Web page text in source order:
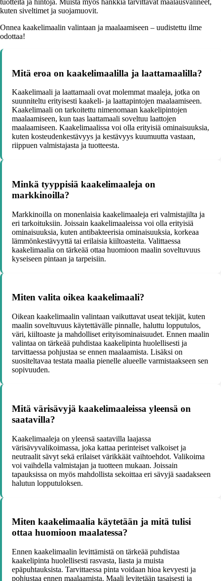
kuten siveltimet ja suojamuovit.
Onnea kaakelimaalin valintaan ja maalaamiseen – uudistettu ilme
odottaa!
Mitä eroa on kaakelimaalilla ja laattamaalilla?
Kaakelimaali ja laattamaali ovat molemmat maaleja, jotka on
suunniteltu erityisesti kaakeli- ja laattapintojen maalaamiseen.
Kaakelimaali on tarkoitettu nimenomaan kaakelipintojen
maalaamiseen, kun taas laattamaali soveltuu laattojen
maalaamiseen. Kaakelimaalissa voi olla erityisiä ominaisuuksia,
kuten kosteudenkestävyys ja kestävyys kuumuutta vastaan,
riippuen valmistajasta ja tuotteesta.
Minkä tyyppisiä kaakelimaaleja on
markkinoilla?
Markkinoilla on monenlaisia kaakelimaaleja eri valmistajilta ja
eri tarkoituksiin. Joissain kaakelimaaleissa voi olla erityisiä
ominaisuuksia, kuten antibakteerisia ominaisuuksia, korkeaa
lämmönkestävyyttä tai erilaisia kiiltoasteita. Valittaessa
kaakelimaalia on tärkeää ottaa huomioon maalin soveltuvuus
kyseiseen pintaan ja tarpeisiin.
Miten valita oikea kaakelimaali?
Oikean kaakelimaalin valintaan vaikuttavat useat tekijät, kuten
maalin soveltuvuus käytettävälle pinnalle, haluttu lopputulos,
väri, kiiltoaste ja mahdolliset erityisominaisuudet. Ennen maalin
valintaa on tärkeää puhdistaa kaakelipinta huolellisesti ja
tarvittaessa pohjustaa se ennen maalaamista. Lisäksi on
suositeltavaa testata maalia pienelle alueelle varmistaakseen sen
sopivuuden.
Mitä värisävyjä kaakelimaaleissa yleensä on
saatavilla?
Kaakelimaaleja on yleensä saatavilla laajassa
värisävyvalikoimassa, joka kattaa perinteiset valkoiset ja
neutraalit sävyt sekä erilaiset värikkäät vaihtoehdot. Valikoima
voi vaihdella valmistajan ja tuotteen mukaan. Joissain
tapauksissa on myös mahdollista sekoittaa eri sävyjä saadakseen
halutun lopputuloksen.
Miten kaakelimaalia käytetään ja mitä tulisi
ottaa huomioon maalatessa?
Ennen kaakelimaalin levittämistä on tärkeää puhdistaa
kaakelipinta huolellisesti rasvasta, liasta ja muista
epäpuhtauksista. Tarvittaessa pinta voidaan hioa kevyesti ja
pohjustaa ennen maalaamista. Maali levitetään tasaisesti ja